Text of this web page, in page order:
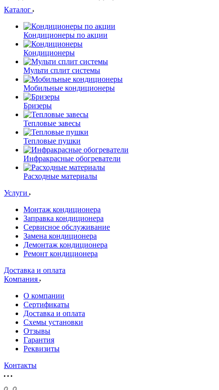
Каталог
Кондиционеры по акции
Кондиционеры
Мульти сплит системы
Мобильные кондиционеры
Бризеры
Тепловые завесы
Тепловые пушки
Инфракрасные обогреватели
Расходные материалы
Услуги
Монтаж кондиционера
Заправка кондиционера
Сервисное обслуживание
Замена кондиционера
Демонтаж кондиционера
Ремонт кондиционера
Доставка и оплата
Компания
О компании
Сертификаты
Доставка и оплата
Схемы установки
Отзывы
Гарантия
Реквизиты
Контакты